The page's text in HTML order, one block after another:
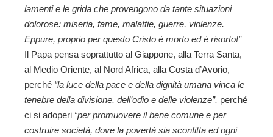
lamenti e le grida che provengono da tante situazioni
dolorose: miseria, fame, malattie, guerre, violenze.
Eppure, proprio per questo Cristo è morto ed è risorto!”
Il Papa pensa soprattutto al Giappone, alla Terra Santa,
al Medio Oriente, al Nord Africa, alla Costa d’Avorio,
perché “la luce della pace e della dignità umana vinca le
tenebre della divisione, dell’odio e delle violenze”, perché
ci si adoperi “per promuovere il bene comune e per
costruire società, dove la povertà sia sconfitta ed ogni